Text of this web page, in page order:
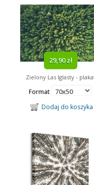
29,90 zł
Zielony Las Iglasty -
Format
Dodaj do koszyka